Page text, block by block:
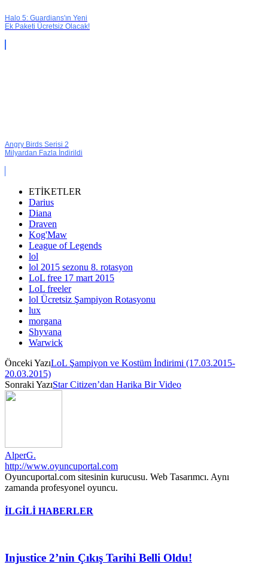
Halo 5: Guardians'ın Yeni
Ek Paketi Ücretsiz Olacak!
Angry Birds Serisi 2
Milyardan Fazla İndirildi
ETİKETLER
Darius
Diana
Draven
Kog'Maw
League of Legends
lol
lol 2015 sezonu 8. rotasyon
LoL free 17 mart 2015
LoL freeler
lol Ücretsiz Şampiyon Rotasyonu
lux
morgana
Shyvana
Warwick
Önceki YazıLoL Şampiyon ve Kostüm İndirimi (17.03.2015-
20.03.2015)
Sonraki YazıStar Citizen’dan Harika Bir Video
AlperG.
http://www.oyuncuportal.com
Oyuncuportal.com sitesinin kurucusu. Web Tasarımcı. Aynı
zamanda profesyonel oyuncu.
İLGİLİ HABERLER
Injustice 2’nin Çıkış Tarihi Belli Oldu!